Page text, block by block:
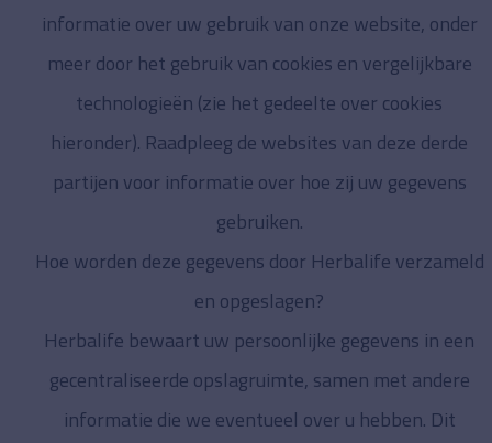
informatie over uw gebruik van onze website, onder
meer door het gebruik van cookies en vergelijkbare
technologieën (zie het gedeelte over cookies
hieronder). Raadpleeg de websites van deze derde
partijen voor informatie over hoe zij uw gegevens
gebruiken.
Hoe worden deze gegevens door Herbalife verzameld
en opgeslagen?
Herbalife bewaart uw persoonlijke gegevens in een
gecentraliseerde opslagruimte, samen met andere
informatie die we eventueel over u hebben. Dit